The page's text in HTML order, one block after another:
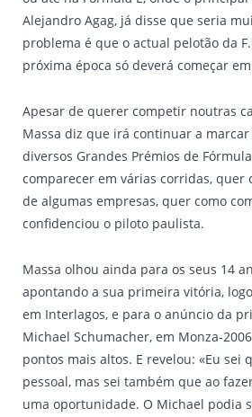
Alejandro Agag, já disse que seria
problema é que o actual pelotão da
próxima época só deverá começar
Apesar de querer competir noutras
Massa diz que irá continuar a
diversos Grandes Prémios de
comparecer em várias corridas, quer
de algumas empresas, quer como
confidenciou o piloto paulista.
Massa olhou ainda para os seus 14
apontando a sua primeira vitória,
em Interlagos, e para o anúncio da
Michael Schumacher, em Monza-
pontos mais altos. E revelou: «Eu sei
pessoal, mas sei também que ao
uma oportunidade. O Michael podia